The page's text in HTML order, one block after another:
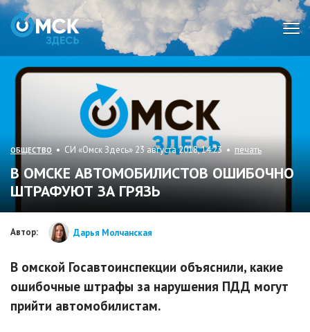
ОБЩЕСТВО • СИ «Омск Здесь» 23 августа 2018, 14:23 • печать
В ОМСКЕ АВТОМОБИЛИСТОВ ОШИБОЧНО
ШТРАФУЮТ ЗА ГРЯЗЬ
Автор: Дарья Молчанская
В омской Госавтоинспекции объяснили, какие
ошибочные штрафы за нарушения ПДД могут
прийти автомобилистам.